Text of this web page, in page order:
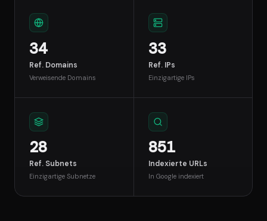
34
Ref. Domains
Verweisende Domains
33
Ref. IPs
Einzigartige IPs
28
Ref. Subnets
Einzigartige Subnetze
851
Indexierte URLs
In Google indexiert